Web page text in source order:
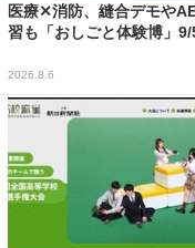
医療✕消防、縫合デモや
習も「おしごと体験博」9/
2026.8.6